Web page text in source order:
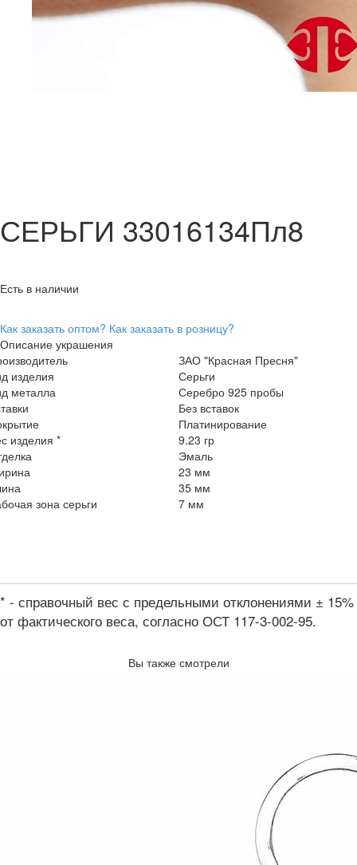
СЕРЬГИ 33016134Пл8
Есть в наличии
Как заказать оптом? Как заказать в розницу?
Описание украшения
ЗАО "Красная Пресня"
изделия
Серьги
металла
Серебро 925 пробы
Без вставок
Платинирование
изделия *
9.23 гр
Эмаль
23 мм
35 мм
зона серьги
7 мм
* - справочный вес с предельными отклонениями ± 15%
от фактического веса, согласно ОСТ 117-3-002-95.
Вы также смотрели